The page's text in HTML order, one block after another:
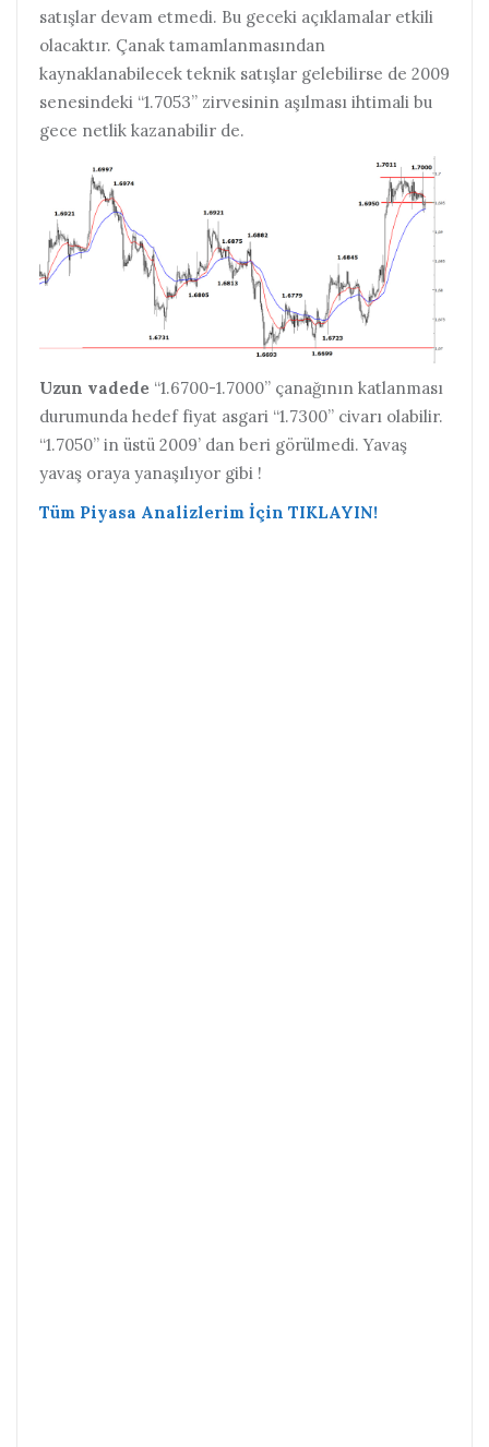
satışlar devam etmedi. Bu geceki açıklamalar etkili
olacaktır. Çanak tamamlanmasından
kaynaklanabilecek teknik satışlar gelebilirse de 2009
senesindeki “1.7053” zirvesinin aşılması ihtimali bu
gece netlik kazanabilir de.
Uzun vadede “1.6700-1.7000” çanağının katlanması
durumunda hedef fiyat asgari “1.7300” civarı olabilir.
“1.7050” in üstü 2009’ dan beri görülmedi. Yavaş
yavaş oraya yanaşılıyor gibi !
Tüm Piyasa Analizlerim İçin TIKLAYIN!